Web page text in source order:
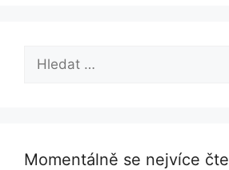
Momentálně se nejvíce čte